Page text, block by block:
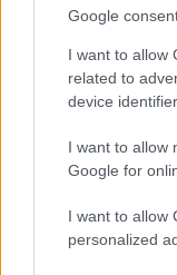
Google
I want to allow
related to
device
I want to allow
Google for
I want to allow
personalized
πολύ ισχυρός
την Κύπρο, τα
Αιγαίου.
είναι αυτή τη
θα γίνει πιο
γίνει πιο
αλλά θα